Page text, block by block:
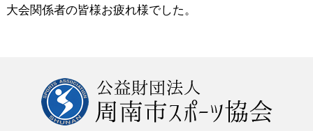
大会関係者の皆様お疲れ様でした。